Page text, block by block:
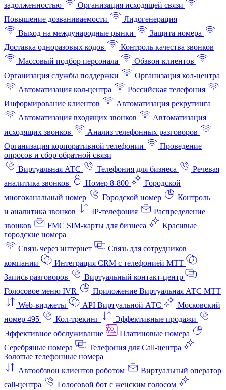
задолженностью
Организация исходящей связи
Повышение дозваниваемости
Лидогенерация
Выход на международные рынки
Защита номера
Доставка одноразовых кодов
Контроль качества звонков
Массовый подбор персонала
Обзвон клиентов
Организация службы поддержки
Организация кол-центра
Автоматизация кол-центра
Российская телефония
Информирование клиентов
Автоматизация рекрутинга
Автоматизация входящих звонков
Автоматизация
исходящих звонков
Анализ телефонных разговоров
Организация корпоративной телефонии
Проведение
опросов и сбор обратной связи
Виртуальная АТС
Телефония для бизнеса
Речевая
аналитика звонков
Номер 8-800
Городской
многоканальный номер
Городской номер
Контроль
и аналитика звонков
IP-телефония
Распределение
звонков
FMC SIM-карты для бизнеса
Красивые
городские номера
Связь через интернет
Связь для сотрудников
компании
Интеграция CRM с телефонией МТТ
Запись разговоров
Виртуальный контакт‑центр
Голосовое меню IVR
Приложение Виртуальная АТС МТТ
Web-виджеты
API Виртуальной АТС
Московский
номер 495
Кол-трекинг
Эффективные продажи
Эффективное обслуживание
Платиновые номера
Серебряные номера
Телефония для Call-центра
Золотые телефонные номера
Автообзвон клиентов роботом
Виртуальный оператор
call-центра
Голосовой бот с женским голосом